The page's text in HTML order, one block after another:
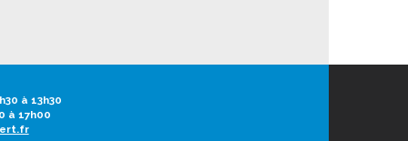
à 13h30
à 17h00